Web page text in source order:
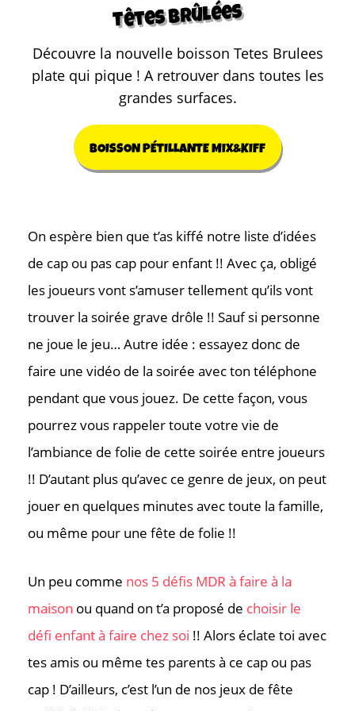
Têtes Brûlées
Découvre la nouvelle boisson Tetes Brulees
plate qui pique ! A retrouver dans toutes les
grandes surfaces.
BOISSON PÉTILLANTE MIX&KIFF
On espère bien que t’as kiffé notre liste d’idées
de cap ou pas cap pour enfant !! Avec ça, obligé
les joueurs vont s’amuser tellement qu’ils vont
trouver la soirée grave drôle !! Sauf si personne
ne joue le jeu… Autre idée : essayez donc de
faire une vidéo de la soirée avec ton téléphone
pendant que vous jouez. De cette façon, vous
pourrez vous rappeler toute votre vie de
l’ambiance de folie de cette soirée entre joueurs
!! D’autant plus qu’avec ce genre de jeux, on peut
jouer en quelques minutes avec toute la famille,
ou même pour une fête de folie !!
Un peu comme nos 5 défis MDR à faire à la
maison ou quand on t’a proposé de choisir le
défi enfant à faire chez soi !! Alors éclate toi avec
tes amis ou même tes parents à ce cap ou pas
cap ! D’ailleurs, c’est l’un de nos jeux de fête